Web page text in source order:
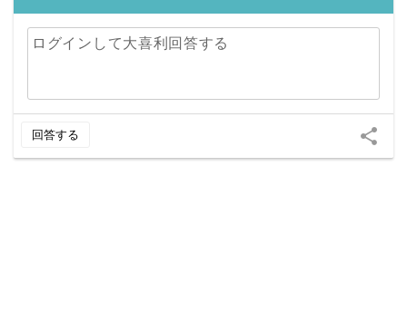
ログインして大喜利回答する
回答する share